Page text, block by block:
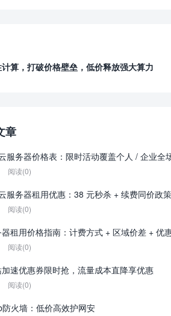
算，打破价格壁垒，低价释放强大算力
章
服务器价格表：限时活动覆盖个人 / 企业全
阅读(0)
服务器租用优惠：38 元秒杀 + 续费同价政策
阅读(0)
租用价格指南：计费方式 + 区域价差 + 优
阅读(0)
速优惠券限时抢，流量成本直降享优惠
阅读(0)
火墙：低价高效护网安